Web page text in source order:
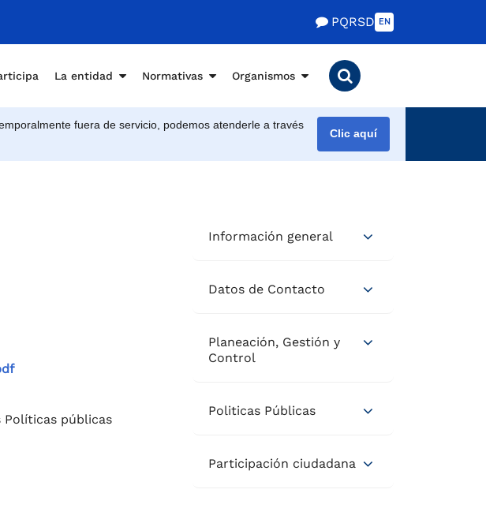
PQRSD EN
La entidad Normativas Organismos
fuera de servicio, podemos atenderle a través
Clic aquí
Políticas públicas
Información general
Datos de Contacto
Planeación, Gestión y
Control
Politicas Públicas
Participación ciudadana